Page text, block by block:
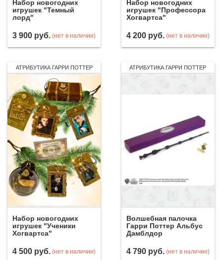
Набор новогодних
игрушек "Темный
лорд"
3 900 руб. (нет в наличии)
Набор новогодних
игрушек "Профессора
Хогвартса"
4 200 руб. (нет в наличии)
АТРИБУТИКА ГАРРИ ПОТТЕР
Набор новогодних
игрушек "Ученики
Хогвартса"
4 500 руб. (нет в наличии)
АТРИБУТИКА ГАРРИ ПОТТЕР
Волшебная палочка
Гарри Поттер Альбус
Дамблдор
4 790 руб. (нет в наличии)